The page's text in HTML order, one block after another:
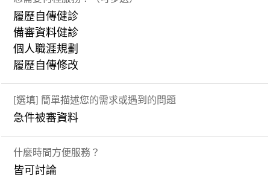
履歷自傳健診
備審資料健診
個人職涯規劃
履歷自傳修改
[選填] 簡單描述您的需求或遇到的問題
急件被審資料
什麼時間方便服務？
皆可討論